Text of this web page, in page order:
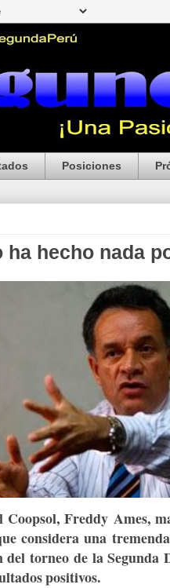
Posiciones
ha hecho nada
Coopsol, Freddy Ames,
considera una
torneo de la Segunda
positivos.